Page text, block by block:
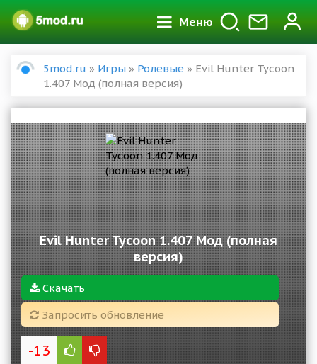
Меню
5mod.ru » Игры » Ролевые » Evil Hunter Tycoon
1.407 Мод (полная версия)
Evil Hunter Tycoon 1.407 Мод (полная
версия)
Скачать
Запросить обновление
-13